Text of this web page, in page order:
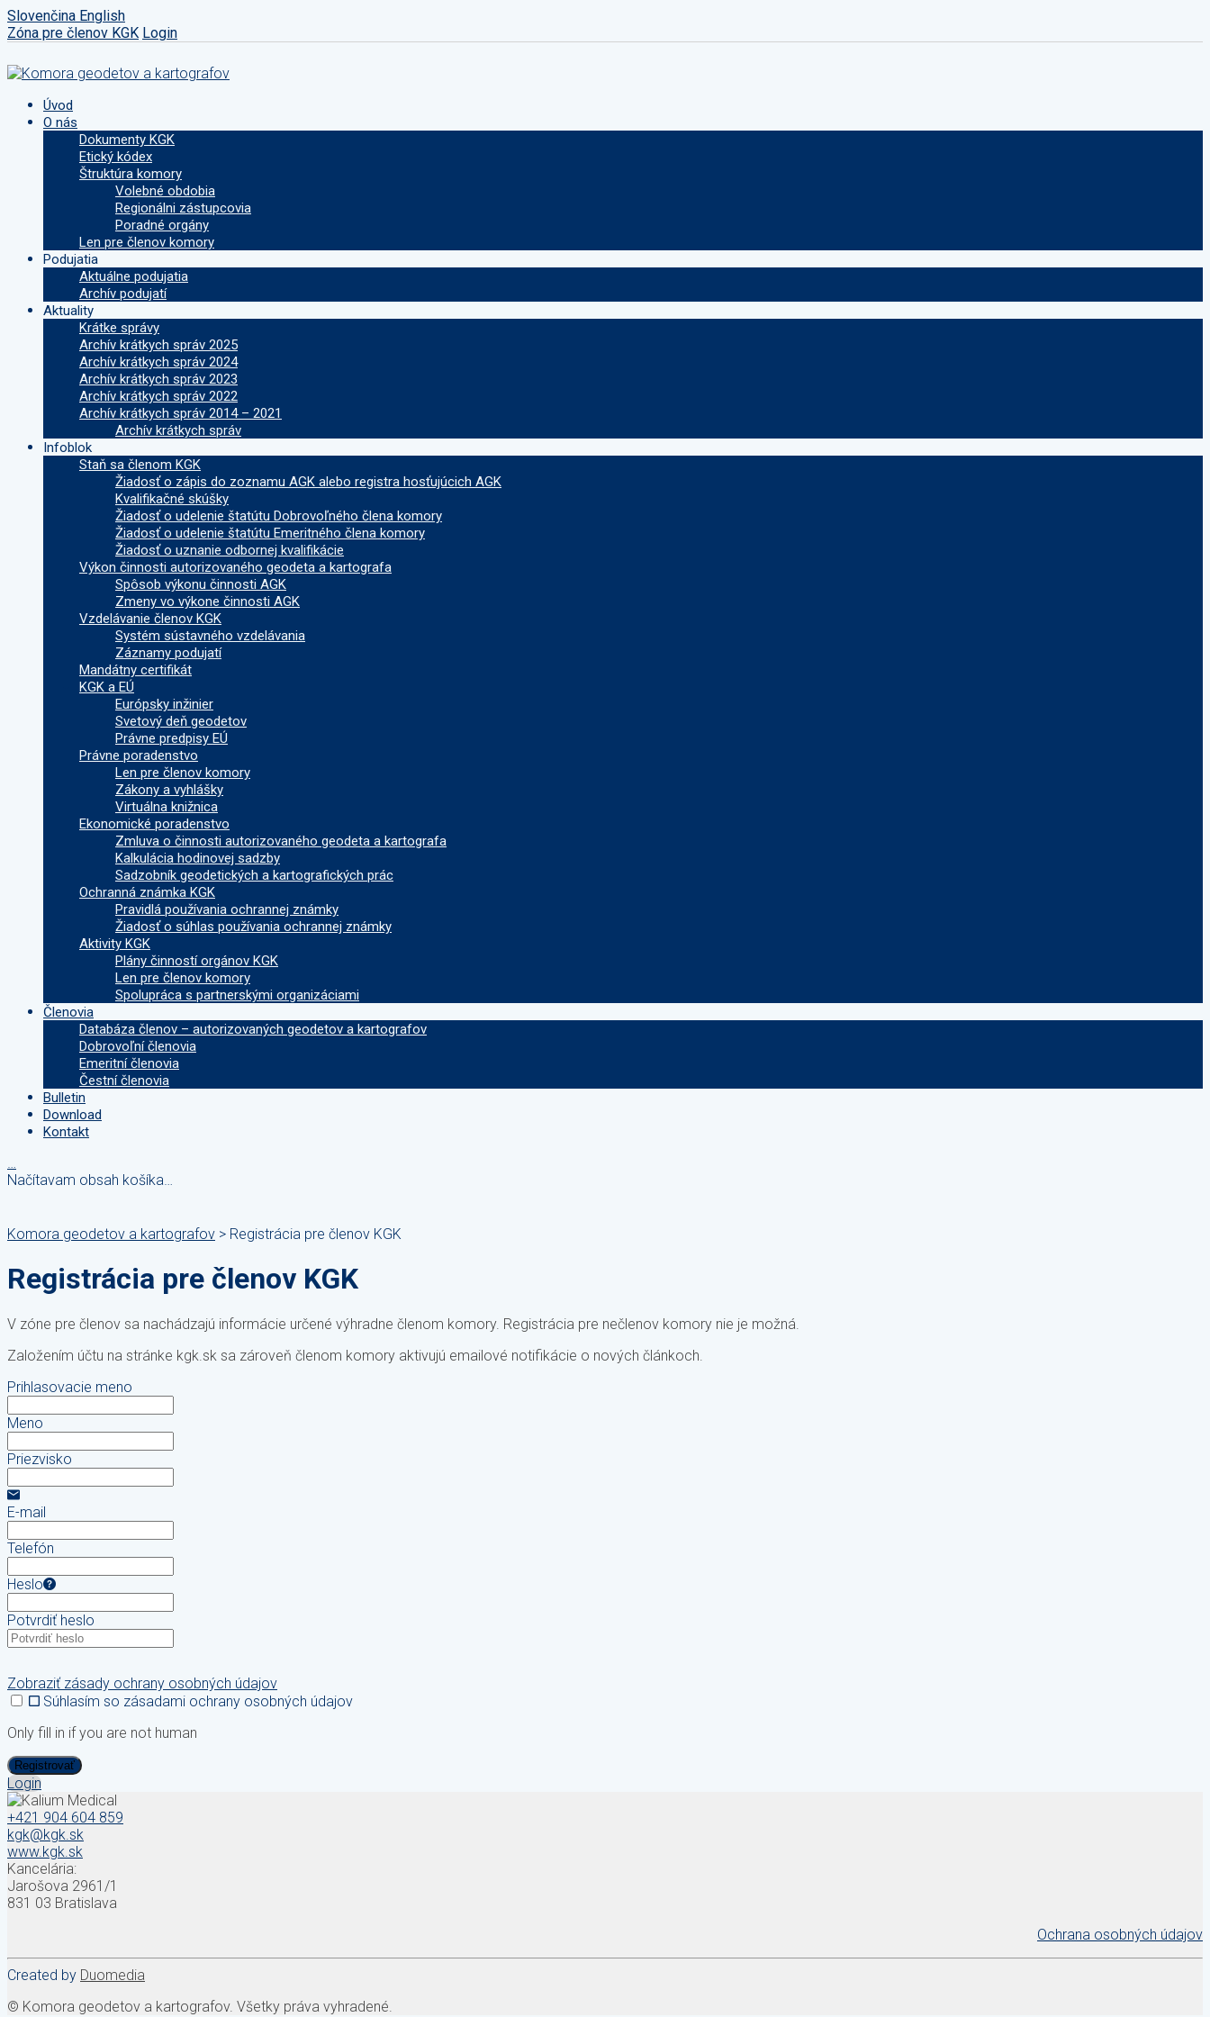
Slovenčina English
Zóna pre členov KGK Login
Úvod
O nás
Dokumenty KGK
Etický kódex
Štruktúra komory
Volebné obdobia
Regionálni zástupcovia
Poradné orgány
Len pre členov komory
Podujatia
Aktuálne podujatia
Archív podujatí
Aktuality
Krátke správy
Archív krátkych správ 2025
Archív krátkych správ 2024
Archív krátkych správ 2023
Archív krátkych správ 2022
Archív krátkych správ 2014 – 2021
Archív krátkych správ
Infoblok
Staň sa členom KGK
Žiadosť o zápis do zoznamu AGK alebo registra hosťujúcich AGK
Kvalifikačné skúšky
Žiadosť o udelenie štatútu Dobrovoľného člena komory
Žiadosť o udelenie štatútu Emeritného člena komory
Žiadosť o uznanie odbornej kvalifikácie
Výkon činnosti autorizovaného geodeta a kartografa
Spôsob výkonu činnosti AGK
Zmeny vo výkone činnosti AGK
Vzdelávanie členov KGK
Systém sústavného vzdelávania
Záznamy podujatí
Mandátny certifikát
KGK a EÚ
Európsky inžinier
Svetový deň geodetov
Právne predpisy EÚ
Právne poradenstvo
Len pre členov komory
Zákony a vyhlášky
Virtuálna knižnica
Ekonomické poradenstvo
Zmluva o činnosti autorizovaného geodeta a kartografa
Kalkulácia hodinovej sadzby
Sadzobník geodetických a kartografických prác
Ochranná známka KGK
Pravidlá používania ochrannej známky
Žiadosť o súhlas používania ochrannej známky
Aktivity KGK
Plány činností orgánov KGK
Len pre členov komory
Spolupráca s partnerskými organizáciami
Členovia
Databáza členov – autorizovaných geodetov a kartografov
Dobrovoľní členovia
Emeritní členovia
Čestní členovia
Bulletin
Download
Kontakt
…
Načítavam obsah košíka…
Komora geodetov a kartografov > Registrácia pre členov KGK
Registrácia pre členov KGK
V zóne pre členov sa nachádzajú informácie určené výhradne členom komory. Registrácia pre nečlenov komory nie je možná.
Založením účtu na stránke kgk.sk sa zároveň členom komory aktivujú emailové notifikácie o nových článkoch.
Prihlasovacie meno
Meno
Priezvisko
E-mail
Telefón
Heslo
Potvrdiť heslo
Zobraziť zásady ochrany osobných údajov
Súhlasím so zásadami ochrany osobných údajov
Only fill in if you are not human
Login
+421 904 604 859
kgk@kgk.sk
www.kgk.sk
Kancelária:
Jarošova 2961/1
831 03 Bratislava
Ochrana osobných údajov
Created by Duomedia
© Komora geodetov a kartografov. Všetky práva vyhradené.